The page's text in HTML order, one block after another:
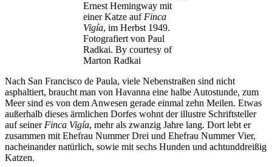
Ernest Hemingway mit
einer Katze auf Finca
Vigía, im Herbst 1949.
Fotografiert von Paul
Radkai. By courtesy of
Marton Radkai
Nach San Francisco de Paula, viele Nebenstraßen sind nicht
asphaltiert, braucht man von Havanna eine halbe Autostunde, zum
Meer sind es von dem Anwesen gerade einmal zehn Meilen. Etwas
außerhalb dieses ärmlichen Dorfes wohnt der illustre Schriftsteller
auf seiner Finca Vigía, mehr als zwanzig Jahre lang. Dort lebt er
zusammen mit Ehefrau Nummer Drei und Ehefrau Nummer Vier,
nacheinander natürlich, sowie mit sechs Hunden und achtunddreißig
Katzen.